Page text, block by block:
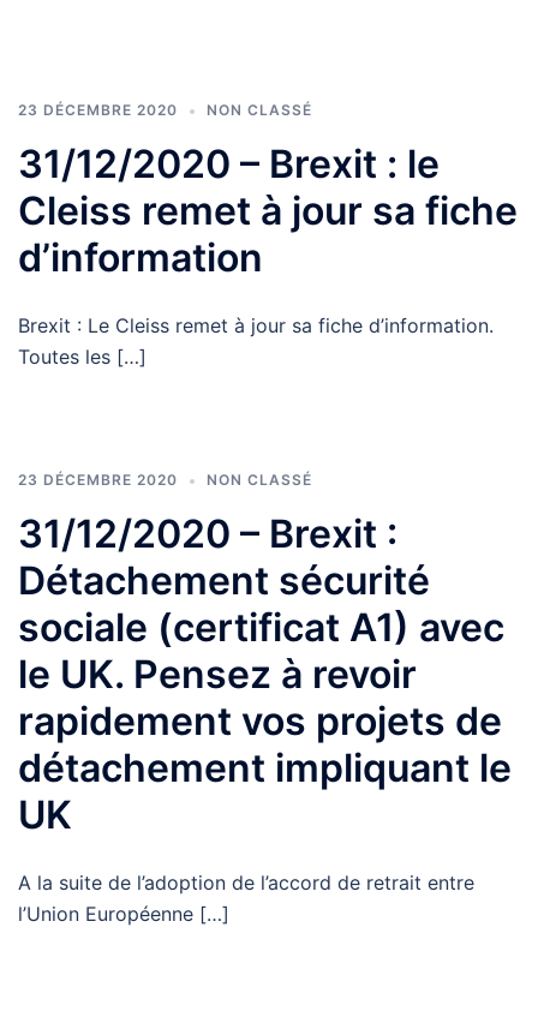
23 DÉCEMBRE 2020 NON CLASSÉ
31/12/2020 – Brexit : le
Cleiss remet à jour sa fiche
d’information
Brexit : Le Cleiss remet à jour sa fiche d’information.
Toutes les […]
23 DÉCEMBRE 2020 NON CLASSÉ
31/12/2020 – Brexit :
Détachement sécurité
sociale (certificat A1) avec
le UK. Pensez à revoir
rapidement vos projets de
détachement impliquant le
UK
A la suite de l’adoption de l’accord de retrait entre
l’Union Européenne […]